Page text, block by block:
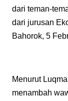
dari teman-
dari jurusan
Bahorok, 5
Menurut
menambah